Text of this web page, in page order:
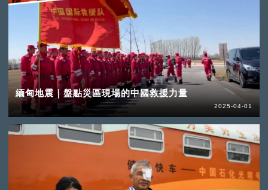
緬甸地震｜盤點災區現場的中國救援力量
2025-04-01